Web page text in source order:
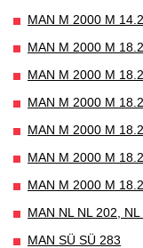
MAN M 2000 M
MAN M 2000 M
MAN M 2000 M
MAN M 2000 M
MAN M 2000 M
MAN M 2000 M
MAN M 2000 M
MAN NL NL 202,
MAN SÜ SÜ 283